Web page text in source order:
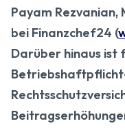
Payam
bei Finanzchef24 (
Darüber hinaus ist